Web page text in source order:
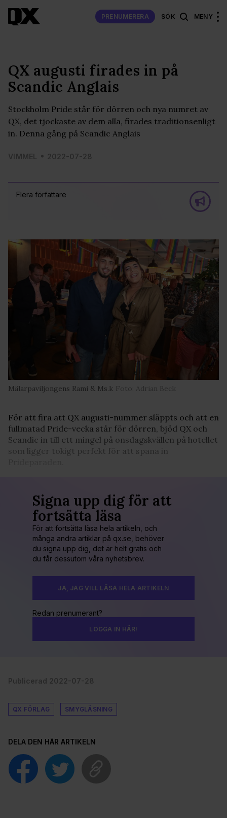
PRENUMERERA SÖK MENY
Flera författare
QX augusti firades in på
Scandic Anglais
Stockholm Pride står för dörren och nya numret av
QX, det tjockaste av dem alla, firades traditionsenligt
in. Denna gång på Scandic Anglais
VIMMEL 2022-07-28
Mälarpaviljongens Rami & Ms.k Foto: Adrian Beck
För att fira att QX augusti-nummer släppts och att en
fullmatad Pride-vecka står för dörren, bjöd QX och
Scandic in till ett mingel på onsdagskvällen på hotellet
som ligger tokigt perfekt för att spana in
Signa upp dig för att
fortsätta läsa
För att fortsätta läsa hela artikeln, och
många andra artiklar på qx.se, behöver
du signa upp dig, det är helt gratis och
du får dessutom våra nyhetsbrev.
JA, JAG VILL LÄSA HELA ARTIKELN
Redan prenumerant?
LOGGA IN HÄR!
Publicerad 2022-07-28
QX FÖRLAG SMYGLÄSNING
DELA DEN HÄR ARTIKELN